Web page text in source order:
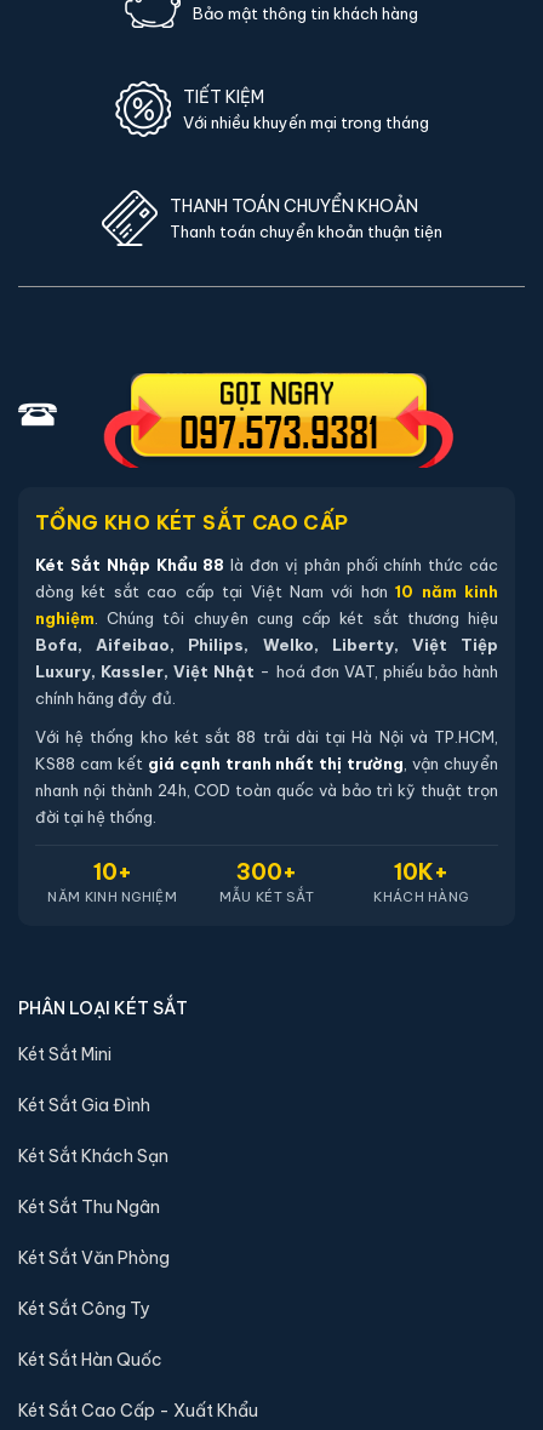
Bảo mật thông tin khách hàng
TIẾT KIỆM
Với nhiều khuyến mại trong tháng
THANH TOÁN CHUYỂN KHOẢN
Thanh toán chuyển khoản thuận tiện
TỔNG KHO KÉT SẮT CAO CẤP
Két Sắt Nhập Khẩu 88 là đơn vị phân phối chính thức các
dòng két sắt cao cấp tại Việt Nam với hơn10 năm kinh
nghiệm . Chúng tôi chuyên cung cấp két sắt thương hiệu
Bofa, Aifeibao, Philips, Welko, Liberty, Việt Tiệp
Luxury, Kassler, Việt Nhật - hoá đơn VAT, phiếu bảo hành
chính hãng đầy đủ.
Với hệ thống kho két sắt 88 trải dài tại Hà Nội và TP.HCM,
KS88 cam kết giá cạnh tranh nhất thị trường , vận chuyển
nhanh nội thành 24h, COD toàn quốc và bảo trì kỹ thuật trọn
đời tại hệ thống.
10+
NĂM KINH NGHIỆM
300+
MẪU KÉT SẮT
10K+
KHÁCH HÀNG
PHÂN LOẠI KÉT SẮT
Két Sắt Mini
Két Sắt Gia Đình
Két Sắt Khách Sạn
Két Sắt Thu Ngân
Két Sắt Văn Phòng
Két Sắt Công Ty
Két Sắt Hàn Quốc
Két Sắt Cao Cấp - Xuất Khẩu